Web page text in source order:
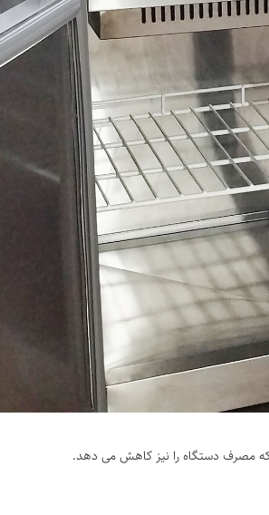
مصرف دستگاه را نیز کاهش می دهد.